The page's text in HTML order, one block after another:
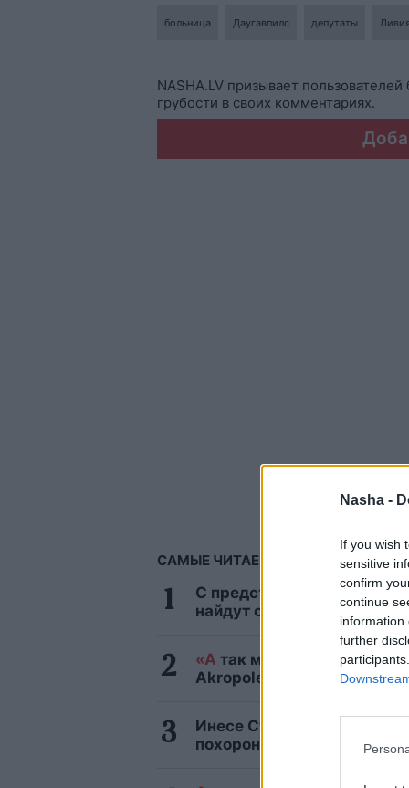
Nasha -
If you wish
sensitive
confirm
continue
information
further
больница Даугавпилс депутаты
NASHA.LV призывает
грубости в своих комментариях.
САМЫЕ ЧИТАЕМЫЕ
С представителями этих
найдут способ жестоко
«А так можно было? Я аж
Akropole Rīga вызвал
Инесе Супе: Я не могу
похороны своего друга